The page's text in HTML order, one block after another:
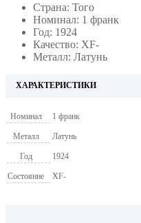
Страна: Того
Номинал: 1 франк
Год: 1924
Качество: XF-
Металл: Латунь
ХАРАКТЕРИСТИКИ
Номинал 1 франк
Металл Латунь
Год 1924
Состояние XF-